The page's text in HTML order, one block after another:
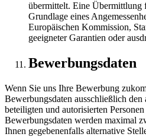
übermittelt. Eine
Grundlage eines
Europäischen Kommission,
geeigneter Garantien oder
Bewerbungsdaten
Wenn Sie uns Ihre Bewerbung
Bewerbungsdaten ausschließlich den
beteiligten und autorisierten
Bewerbungsdaten werden maximal
Ihnen gegebenenfalls alternative